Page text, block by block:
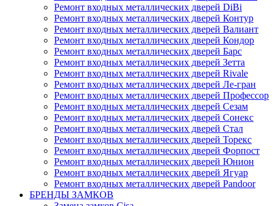
Ремонт входных металлических дверей DiBi
Ремонт входных металлических дверей Контур
Ремонт входных металлических дверей Валиант
Ремонт входных металлических дверей Кондор
Ремонт входных металлических дверей Барс
Ремонт входных металлических дверей Зетта
Ремонт входных металлических дверей Rivale
Ремонт входных металлических дверей Ле-гран
Ремонт входных металлических дверей Профессор
Ремонт входных металлических дверей Сезам
Ремонт входных металлических дверей Сонекс
Ремонт входных металлических дверей Стал
Ремонт входных металлических дверей Торекс
Ремонт входных металлических дверей Форпост
Ремонт входных металлических дверей Юнион
Ремонт входных металлических дверей Ягуар
Ремонт входных металлических дверей Pandoor
БРЕНДЫ ЗАМКОВ